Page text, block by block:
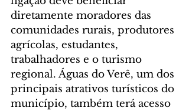
diretamente moradores das
comunidades rurais, produtores
agrícolas, estudantes,
trabalhadores e o turismo
regional. Águas do Verê, um dos
principais atrativos turísticos do
município, também terá acesso